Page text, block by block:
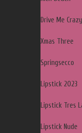
Drive Me Crazy
Xmas Three
Springsecco
Lipstick 2023
Lipstick Tres
Lipstick Nude